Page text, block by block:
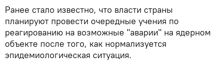
Ранее стало известно, что власти страны
планируют провести очередные учения по
реагированию на возможные "аварии" на ядерном
объекте после того, как нормализуется
эпидемиологическая ситуация.